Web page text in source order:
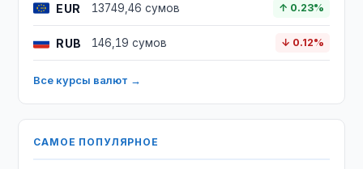
EUR 13749,46 сумов ↑ 0.23%
RUB 146,19 сумов ↓ 0.12%
Все курсы валют →
САМОЕ ПОПУЛЯРНОЕ